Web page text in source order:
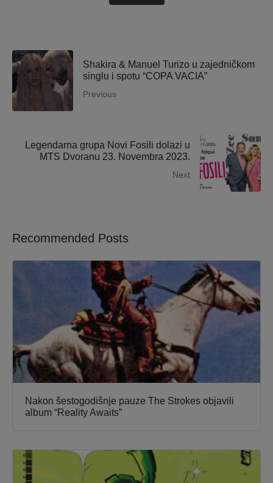
Shakira & Manuel Turizo u zajedničkom
singlu i spotu “COPA VACIA”
Previous
Legendarna grupa Novi Fosili dolazi u
MTS Dvoranu 23. Novembra 2023.
Next
Recommended Posts
Nakon šestogodišnje pauze The Strokes objavili
album “Reality Awaits”